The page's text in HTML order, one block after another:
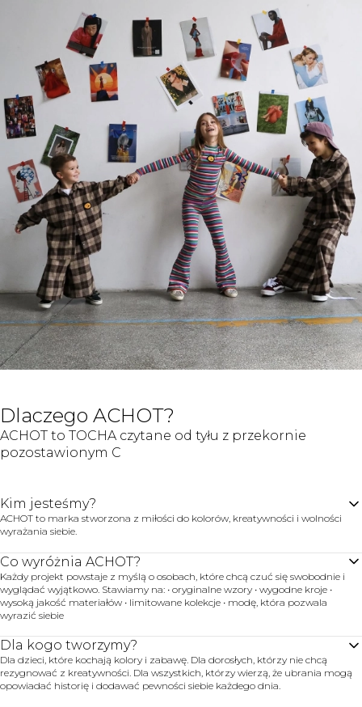
Dlaczego ACHOT?
ACHOT to TOCHA czytane od tyłu z przekornie
pozostawionym C
Kim jesteśmy?
ACHOT to marka stworzona z miłości do kolorów, kreatywności i wolności
wyrażania siebie.
Co wyróżnia ACHOT?
Każdy projekt powstaje z myślą o osobach, które chcą czuć się swobodnie i
wyglądać wyjątkowo. Stawiamy na: • oryginalne wzory • wygodne kroje •
wysoką jakość materiałów • limitowane kolekcje • modę, która pozwala
wyrazić siebie
Dla kogo tworzymy?
Dla dzieci, które kochają kolory i zabawę. Dla dorosłych, którzy nie chcą
rezygnować z kreatywności. Dla wszystkich, którzy wierzą, że ubrania mogą
opowiadać historię i dodawać pewności siebie każdego dnia.